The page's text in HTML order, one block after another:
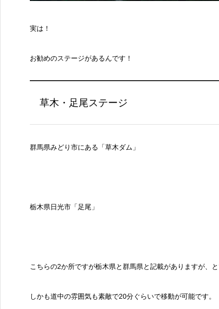
実は！
お勧めのステージがあるんです！
草木・足尾ステージ
群馬県みどり市にある「草木ダム」
栃木県日光市「足尾」
こちらの2か所ですが栃木県と群馬県と記載がありますが、
しかも道中の雰囲気も素敵で20分ぐらいで移動が可能です。